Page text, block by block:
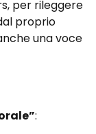
per rileggere
proprio
una voce
: